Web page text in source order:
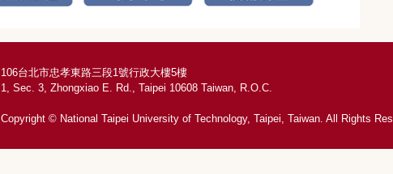
106台北市忠孝東路三段1號行政大樓5樓
1, Sec. 3, Zhongxiao E. Rd., Taipei 10608 Taiwan, R.O.C.
Copyright © National Taipei University of Technology, Taipei, Taiwan. All Rights